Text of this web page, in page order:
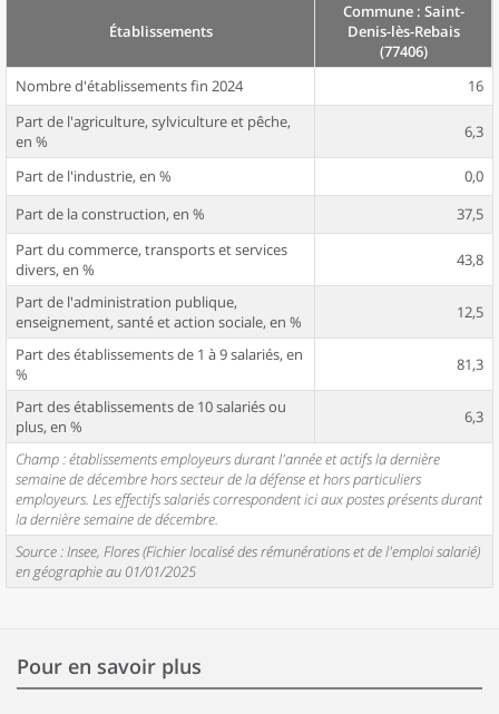
Établissements
Commune : Saint-
Denis-lès-Rebais
(77406)
Nombre d'établissements fin 2024
16
Part de l'agriculture, sylviculture et pêche,
en %
6,3
Part de l'industrie, en %
0,0
Part de la construction, en %
37,5
Part du commerce, transports et services
divers, en %
43,8
Part de l'administration publique,
enseignement, santé et action sociale, en %
12,5
Part des établissements de 1 à 9 salariés, en
%
81,3
Part des établissements de 10 salariés ou
plus, en %
6,3
Champ : établissements employeurs durant l'année et actifs la dernière
semaine de décembre hors secteur de la défense et hors particuliers
employeurs. Les effectifs salariés correspondent ici aux postes présents durant
la dernière semaine de décembre.
Source : Insee, Flores (Fichier localisé des rémunérations et de l'emploi salarié)
en géographie au 01/01/2025
Pour en savoir plus